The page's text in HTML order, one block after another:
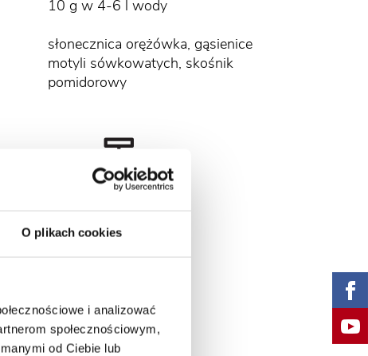
O plikach cookies
i analizować
społecznościowym,
od Ciebie lub
10 g w 4-6 l wody
słonecznica orężówka, gąsienice
motyli sówkowatych, skośnik
pomidorowy
Oprysk:
10 g w 2,5-5 l wody